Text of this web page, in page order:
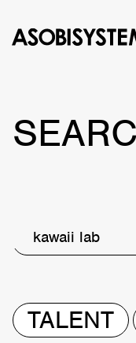
kawaii lab
TALENT